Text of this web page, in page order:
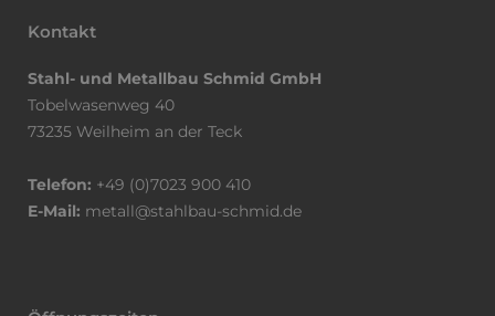
Kontakt
Stahl- und Metallbau Schmid GmbH
Tobelwasenweg 40
73235 Weilheim an der Teck
Telefon: +49 (0)7023 900 410
E-Mail: metall@stahlbau-schmid.de